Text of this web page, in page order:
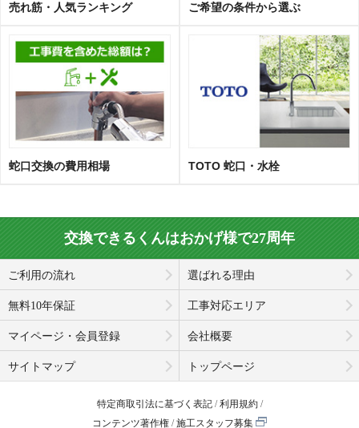
売れ筋・人気ランキング ご希望の条件から選ぶ
蛇口交換の費用相場 TOTO 蛇口・水栓
交換できるくんはおかげ様で27周年
ご利用の流れ 選ばれる理由
無料10年保証 工事対応エリア
マイページ・会員登録 会社概要
サイトマップ トップページ
特定商取引法に基づく表記
利用規約
コンテンツ著作権
施工スタッフ募集